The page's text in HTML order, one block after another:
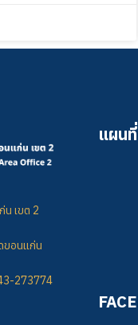
เขต 2
ขอนแก่น
273774
แผน